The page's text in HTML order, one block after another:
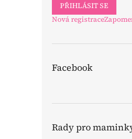
PŘIHLÁSIT SE
Nová registrace
Facebook
Rady pro